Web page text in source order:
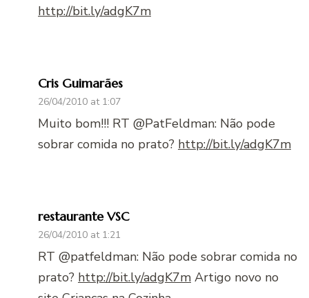
http://bit.ly/adgK7m
Cris Guimarães
26/04/2010 at 1:07
Muito bom!!! RT @PatFeldman: Não pode
sobrar comida no prato? http://bit.ly/adgK7m
restaurante VSC
26/04/2010 at 1:21
RT @patfeldman: Não pode sobrar comida no
prato? http://bit.ly/adgK7m Artigo novo no